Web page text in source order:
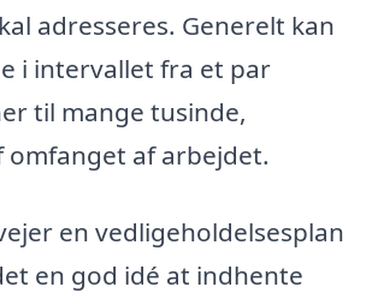
adresseres. Generelt kan
i intervallet fra et par
til mange tusinde,
af arbejdet.
en vedligeholdelsesplan
en god idé at indhente